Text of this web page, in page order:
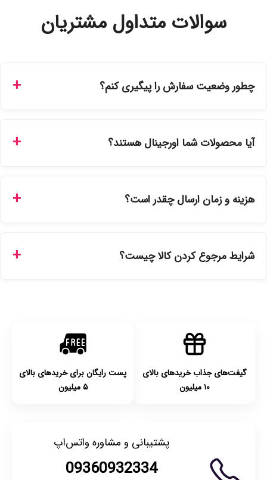
سوالات متداول مشتریان
چطور وضعیت سفارش را پیگیری کنم؟
سفارشات در سایت، وضعیت لحظه‌ای مرسوله را مشاهده کنید.
آیا محصولات شما اورجینال هستند؟
نمایندگی‌های معتبر تهیه شده و دارای بچ‌کد قابل استعلام هستند.
هزینه و زمان ارسال چقدر است؟
انتخاب کنید و برای شهرستان‌ها بین یک الی ۳ روز کاری از طریق
شرایط مرجوع کردن کالا چیست؟
گیفت‌های جذاب خریدهای بالای
۱۰ میلیون
پست رایگان برای خریدهای بالای
۵ میلیون
پشتیبانی و مشاوره واتس‌اپ
09360932334